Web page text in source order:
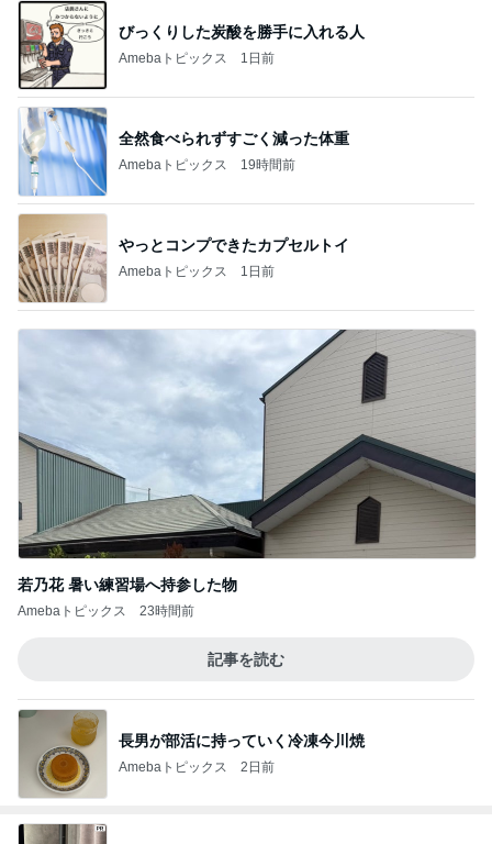
びっくりした炭酸を勝手に入れる人
Amebaトピックス 1日前
全然食べられずすごく減った体重
Amebaトピックス 19時間前
やっとコンプできたカプセルトイ
Amebaトピックス 1日前
若乃花 暑い練習場へ持参した物
Amebaトピックス 23時間前
記事を読む
長男が部活に持っていく冷凍今川焼
Amebaトピックス 2日前